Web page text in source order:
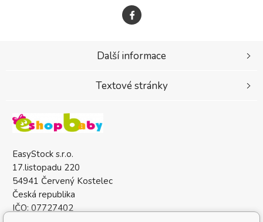
EasyStock s.r.o.
17.listopadu 220
54941 Červený Kostelec
Česká republika
IČO: 07727402
Další informace
Textové stránky